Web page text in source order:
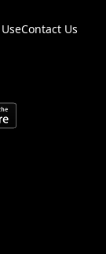
Contact Us